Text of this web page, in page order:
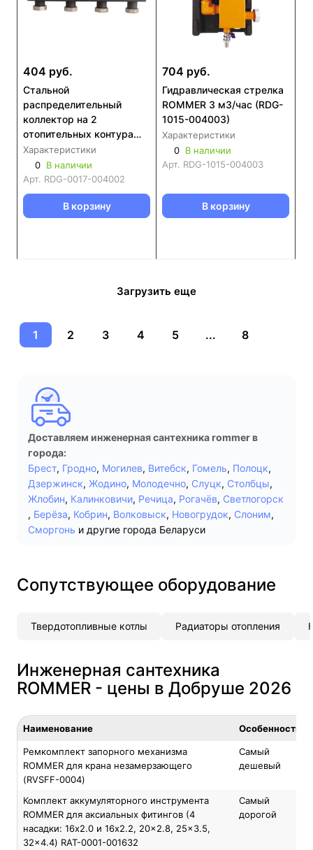
404 руб.
Стальной
распределительный
коллектор на 2
отопительных контура
ROMMER RDG-0017
Характеристики
0 В наличии
Арт. RDG-0017-004002
В корзину
704 руб.
Гидравлическая стрелка
ROMMER 3 м3/час (RDG-
1015-004003)
Характеристики
0 В наличии
Арт. RDG-1015-004003
В корзину
Загрузить еще
1 2 3 4 5 ... 8
Доставляем инженерная сантехника rommer в
города:
Брест, Гродно, Могилев, Витебск, Гомель, Полоцк,
Дзержинск, Жодино, Молодечно, Слуцк, Столбцы,
Жлобин, Калинковичи, Речица, Рогачёв, Светлогорск
, Берёза, Кобрин, Волковыск, Новогрудок, Слоним,
Сморгонь и другие города Беларуси
Сопутствующее оборудование
Твердотопливные котлы Радиаторы отопления
Инженерная сантехника
ROMMER - цены в Добруше 2026
Наименование Особенность
Ремкомплект запорного механизма
ROMMER для крана незамерзающего
(RVSFF-0004)
Самый
дешевый
Комплект аккумуляторного инструмента
ROMMER для аксиальных фитингов (4
насадки: 16x2.0 и 16x2.2, 20x2.8, 25x3.5,
32x4.4) RAT-0001-001632
Самый
дорогой